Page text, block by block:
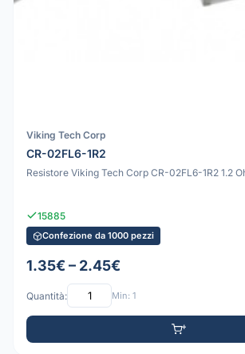
Viking Tech Corp
CR-02FL6-1R2
Resistore Viking Tech Corp CR-02FL6-1R2 1.2
15885
Confezione da 1000 pezzi
1.35€ – 2.45€
Quantità: Min: 1